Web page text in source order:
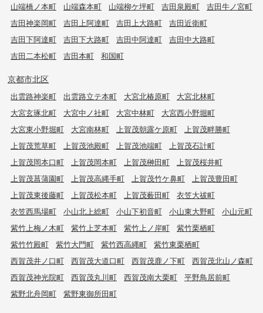
山端橋ノ本町
山端森本町 山端柳ケ坪町 吉田泉殿町
吉田牛ノ宮町
吉田神楽岡町
吉田上阿達町 吉田上大路町
吉田近衛町
吉田下阿達町
吉田下大路町 吉田中阿達町
吉田中大路町
吉田二本松町
吉田本町 和国町
京都市北区
出雲路神楽町 出雲路立テ本町 大宮北椿原町
大宮北林町
大宮玄琢北町
大宮中ノ社町 大宮中林町
大宮西小野堀町
大宮東小野堀町
大宮南林町 上賀茂朝露ケ原町
上賀茂畔勝町
上賀茂荒草町
上賀茂池殿町 上賀茂池端町
上賀茂石計町
上賀茂岡本口町
上賀茂岡本町 上賀茂榊田町
上賀茂桜井町
上賀茂菖蒲園町
上賀茂高縄手町 上賀茂竹ケ鼻町
上賀茂豊田町
上賀茂東後藤町
上賀茂松本町 上賀茂薮田町
衣笠大祓町
衣笠西馬場町
小山北上総町 小山下初音町 小山東大野町
小山元町
紫竹上梅ノ木町
紫竹上芝本町 紫竹上ノ岸町
紫竹栗栖町
紫竹竹殿町
紫竹大門町 紫竹西高縄町
紫竹東栗栖町
西賀茂井ノ口町
西賀茂大道口町 西賀茂鹿ノ下町
西賀茂北山ノ森町
西賀茂神光院町
西賀茂丸川町 西賀茂南大栗町
平野鳥居前町
紫野北舟岡町
紫野東御所田町